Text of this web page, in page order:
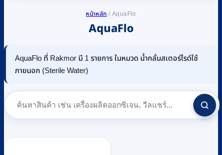
หน้าหลัก / AquaFlo
AquaFlo
AquaFlo ที่ Rakmor มี 1 รายการ ในหมวด น้ำกลั่นสเตอร์ไรด์ใช้
ภายนอก (Sterile Water)